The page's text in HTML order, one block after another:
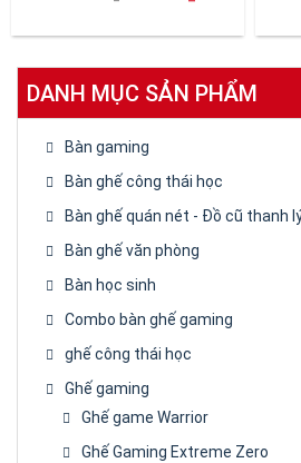
5
là:
tại
3.550.000₫.
DANH MỤC SẢN PHẨM
Bàn gaming
Bàn ghế công thái học
Bàn ghế quán nét - Đồ cũ thanh
Bàn ghế văn phòng
Bàn học sinh
Combo bàn ghế gaming
ghế công thái học
Ghế gaming
Ghế game Warrior
Ghế Gaming Extreme Zero